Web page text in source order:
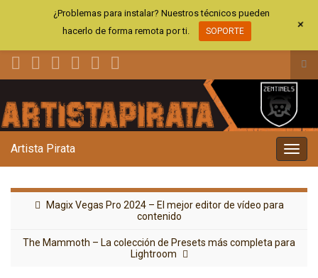
el
la
Artista Pirata
Magix Vegas Pro 2024 – El mejor editor de vídeo para
contenido
The Mammoth – La colección de Presets más completa para
Lightroom
¿Problemas para instalar? Nuestros técnicos pueden
hacerlo de forma remota por ti.
SOPORTE +